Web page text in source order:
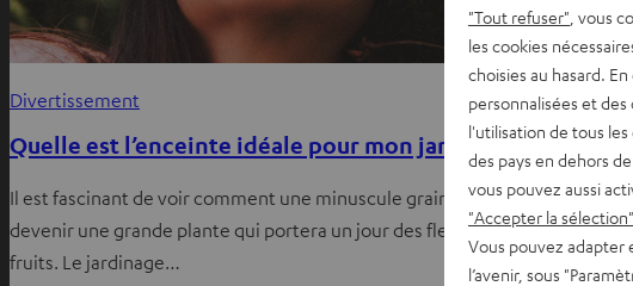
Divertissement
Quelle est l’enceinte idéale pour mon jardin ?
Il est fascinant de voir comment une minuscule graine peut
devenir une grande plante qui portera un jour des fleurs et des
fruits. Le jardinage…
Conseils
en
Que vous
fraîche et
"Tout refuser" , vous
les cookies
choisies au hasard.
personnalisées et
l'utilisation de tous
des pays en dehors
vous pouvez aussi
"Accepter la sélection"
Vous pouvez
l’avenir, sous